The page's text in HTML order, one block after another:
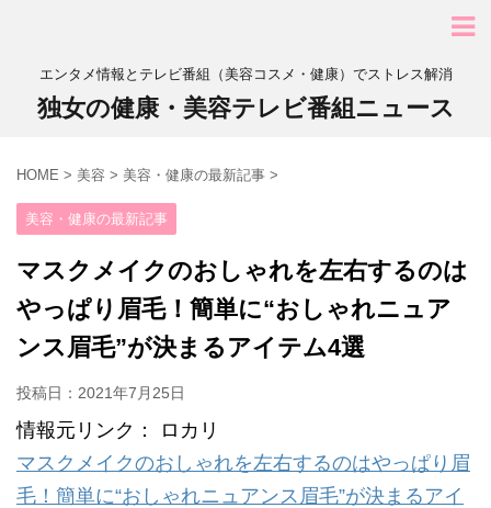
エンタメ情報とテレビ番組（美容コスメ・健康）でストレス解消
独女の健康・美容テレビ番組ニュース
HOME > 美容 > 美容・健康の最新記事 >
美容・健康の最新記事
マスクメイクのおしゃれを左右するのは
やっぱり眉毛！簡単に“おしゃれニュア
ンス眉毛”が決まるアイテム4選
投稿日： 2021年7月25日
情報元リンク： ロカリ
マスクメイクのおしゃれを左右するのはやっぱり眉
毛！簡単に“おしゃれニュアンス眉毛”が決まるアイ